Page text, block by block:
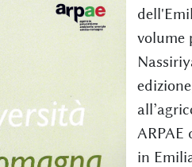
volume
in